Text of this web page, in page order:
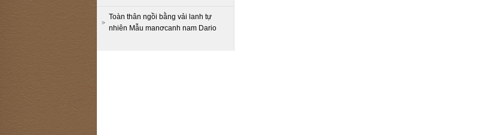
Toàn thân ngồi bằng vải lanh tự
nhiên Mẫu manơcanh nam Dario